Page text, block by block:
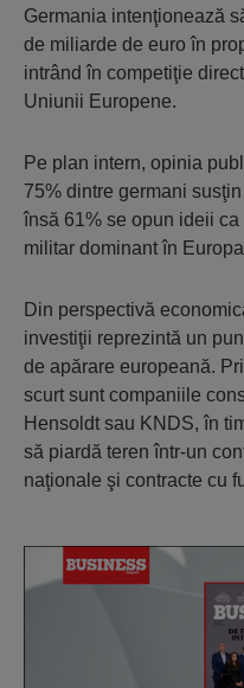
Germania intenţionează
de miliarde de euro în
intrând în competiţie
Uniunii Europene.
Pe plan intern, opinia
75% dintre germani
însă 61% se opun ideii ca
militar dominant în
Din perspectivă
investiţii reprezintă un
de apărare europeană.
scurt sunt companiile
Hensoldt sau KNDS, în
să piardă teren într-un
naţionale şi contracte cu